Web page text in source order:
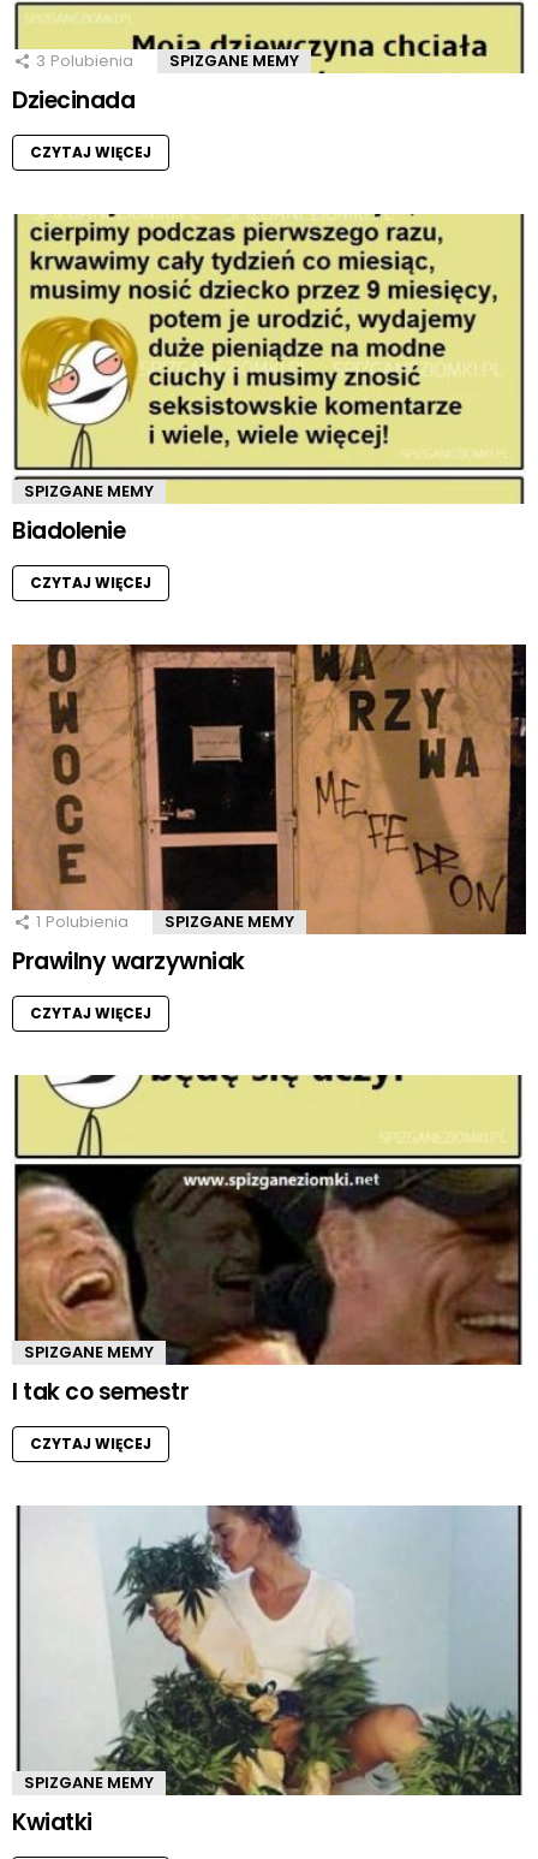
3 Polubienia SPIZGANE MEMY
Dziecinada
CZYTAJ WIĘCEJ
SPIZGANE MEMY
Biadolenie
CZYTAJ WIĘCEJ
1 Polubienia SPIZGANE MEMY
Prawilny warzywniak
CZYTAJ WIĘCEJ
SPIZGANE MEMY
I tak co semestr
CZYTAJ WIĘCEJ
SPIZGANE MEMY
Kwiatki